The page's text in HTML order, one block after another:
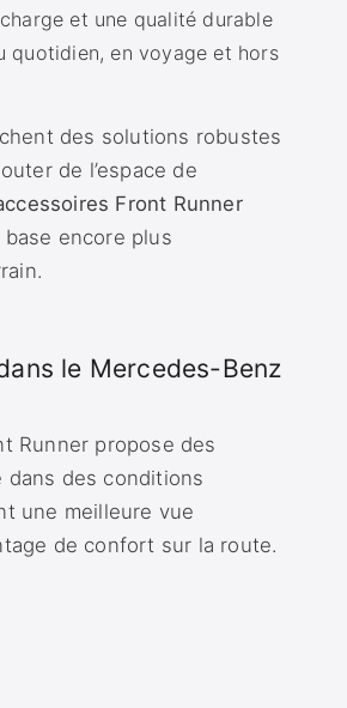
et une qualité durable
quotidien, en voyage et hors
des solutions robustes
de l’espace de
Front Runner
encore plus
le Mercedes-Benz
Runner propose des
dans des conditions
une meilleure vue
de confort sur la route.